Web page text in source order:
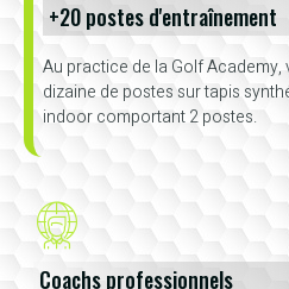
+20 postes d'entraînement
Au practice de la Golf
dizaine de postes sur tapis
indoor comportant 2 postes.
Coachs professionnels